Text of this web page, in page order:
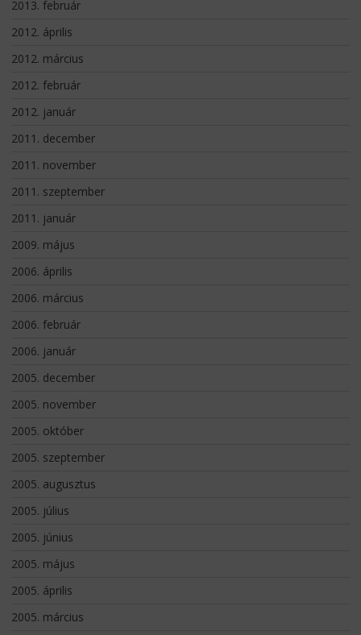
2013. február
2012. április
2012. március
2012. február
2012. január
2011. december
2011. november
2011. szeptember
2011. január
2009. május
2006. április
2006. március
2006. február
2006. január
2005. december
2005. november
2005. október
2005. szeptember
2005. augusztus
2005. július
2005. június
2005. május
2005. április
2005. március